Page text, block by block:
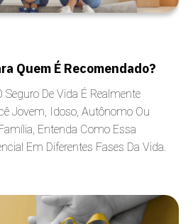
Quem É Recomendado?
De Vida É Realmente
Jovem, Idoso, Autônomo Ou
Entenda Como Essa
Em Diferentes Fases Da Vida.